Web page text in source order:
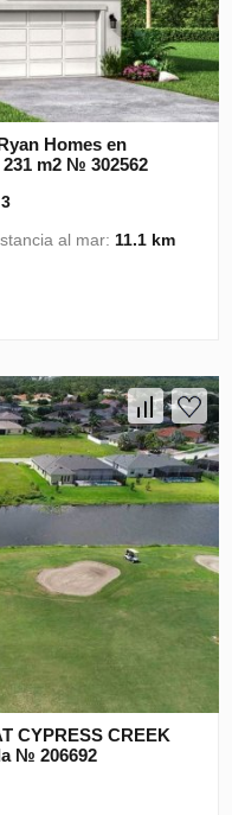
Homes en
m2 № 302562
3
al mar: 11.1 km
CYPRESS CREEK
№ 206692